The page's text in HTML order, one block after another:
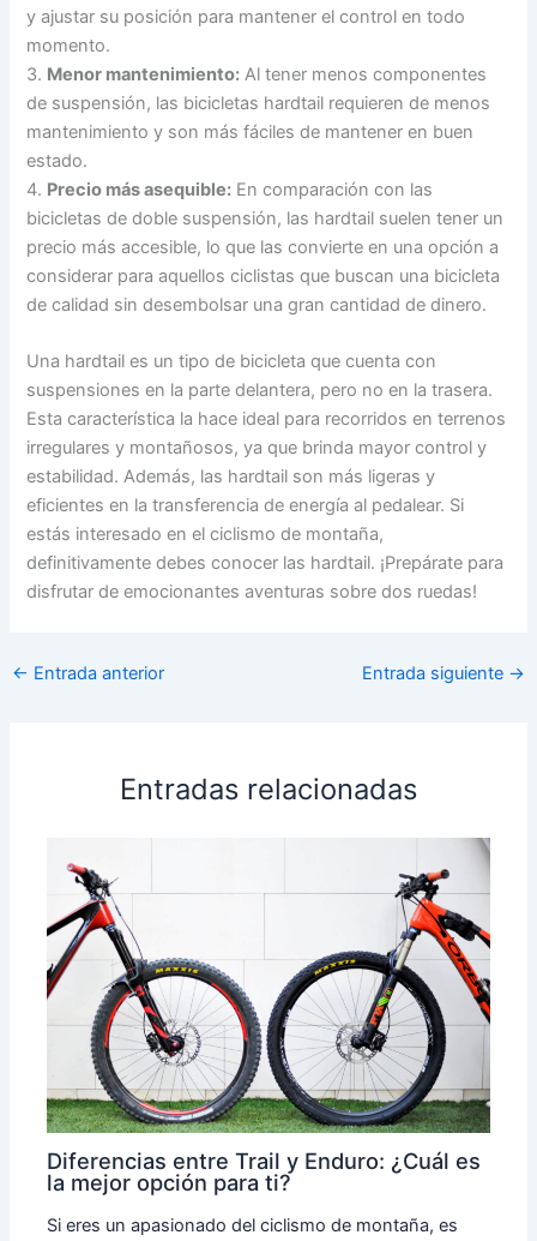
y ajustar su posición para mantener el control en todo
momento.
3. Menor mantenimiento: Al tener menos componentes
de suspensión, las bicicletas hardtail requieren de menos
mantenimiento y son más fáciles de mantener en buen
estado.
4. Precio más asequible: En comparación con las
bicicletas de doble suspensión, las hardtail suelen tener un
precio más accesible, lo que las convierte en una opción a
considerar para aquellos ciclistas que buscan una bicicleta
de calidad sin desembolsar una gran cantidad de dinero.
Una hardtail es un tipo de bicicleta que cuenta con
suspensiones en la parte delantera, pero no en la trasera.
Esta característica la hace ideal para recorridos en terrenos
irregulares y montañosos, ya que brinda mayor control y
estabilidad. Además, las hardtail son más ligeras y
eficientes en la transferencia de energía al pedalear. Si
estás interesado en el ciclismo de montaña,
definitivamente debes conocer las hardtail. ¡Prepárate para
disfrutar de emocionantes aventuras sobre dos ruedas!
← Entrada anterior Entrada siguiente →
Entradas relacionadas
Diferencias entre Trail y Enduro: ¿Cuál es
la mejor opción para ti?
Si eres un apasionado del ciclismo de montaña, es